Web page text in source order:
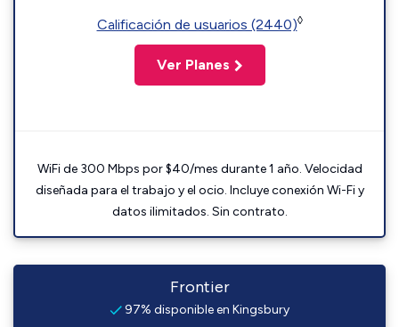
Calificación de usuarios (2440)◊
Ver Planes
WiFi de 300 Mbps por $40/mes durante 1 año. Velocidad
diseñada para el trabajo y el ocio. Incluye conexión Wi-Fi y
datos ilimitados. Sin contrato.
Frontier
97% disponible en Kingsbury